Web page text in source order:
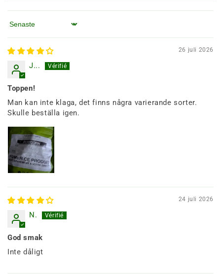
Sortera efter
26 juli 2026
J...
Toppen!
Man kan inte klaga, det finns några varierande sorter.
Skulle beställa igen.
24 juli 2026
N.
God smak
Inte dåligt